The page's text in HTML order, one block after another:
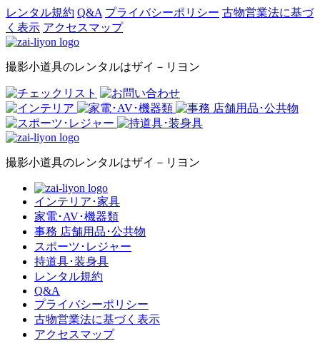
レンタル規約 Q&A プライバシーポリシー 古物営業法に基づ
く表示 アクセスマップ
撮影小道具のレンタルはザイ－リヨン
撮影小道具のレンタルはザイ－リヨン
インテリア･家具
家電･AV･機器類
事務 店舗用品･公共物
スポーツ･レジャー
持道具･装身具
レンタル規約
Q&A
プライバシーポリシー
古物営業法に基づく表示
アクセスマップ